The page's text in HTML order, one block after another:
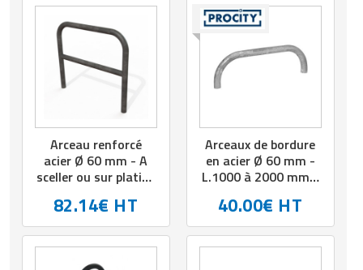
Matériel de musculation
Vêtement sportif
Rôtisserie professionnelle
Sautause professionnelle
Table de cuisson professionnelle
Tables de préparation réfrigérées
Ustensile de cuisine
Vaisselle restaurant
Vitrines réfrigérées
Arceau renforcé
acier Ø 60 mm - A
sceller ou sur platine
2000 mm - H.900
mm ou 1000 mm
82.14€ HT
Arceaux de bordure
en acier Ø 60 mm -
L.1000 à 2000 mm -
mm - A sceller -
Coloris au choix
40.00€ HT